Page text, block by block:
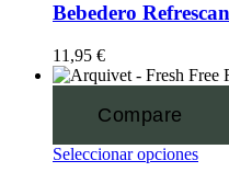
Bebedero
11,95 €
Compare
Seleccionar opciones